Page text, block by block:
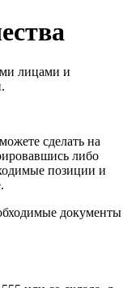
лицами и
сделать на
либо
позиции и
документы